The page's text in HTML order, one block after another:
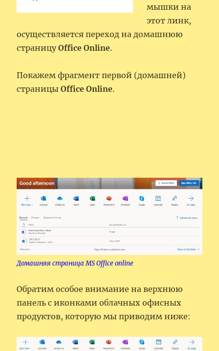
мышки на
этот линк,
осуществляется переход на домашнюю
страницуOffice Online.
Покажем фрагмент первой (домашней)
страницыOffice Online.
Домашняя страница MS Office online
Обратим особое внимание на верхнюю
панель с иконками облачных офисных
продуктов, которую мы приводим ниже: